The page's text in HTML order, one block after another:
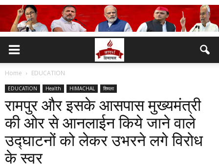
Home EDUCATION
EDUCATION Health HIMACHAL शिमला
रामपुर और इसके आसपास मुख्यमंत्री
की ओर से आनलाईन किये जाने वाले
उद्घाटनों को लेकर उभरने लगे विरोध
के स्वर